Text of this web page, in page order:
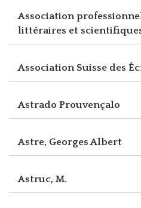
Association
littéraires et
Association Suisse des
Astrado Prouvençalo
Astre, Georges Albert
Astruc, M.